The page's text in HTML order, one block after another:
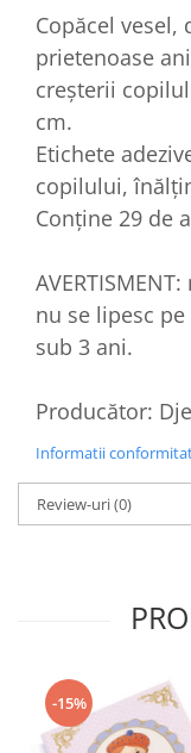
Copăcel vesel,
prietenoase
creșterii
cm.
Etichete
copilului,
Conține 29 de
nu se lipesc
sub 3 ani.
Producător:
Informatii
Review-uri(0)
-15%